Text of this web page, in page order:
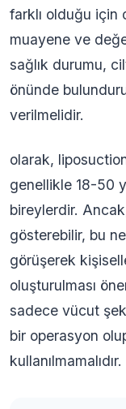
farklı olduğu için
muayene ve
sağlık durumu,
önünde
verilmelidir.
olarak,
genellikle 18-50
bireylerdir.
gösterebilir, bu
görüşerek
oluşturulması
sadece vücut
bir operasyon
kullanılmamalıdır.